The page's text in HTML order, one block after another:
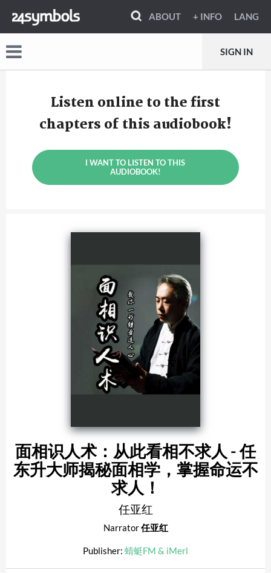
ABOUT + INFO LANG
SIGN IN
Listen online to the first
chapters of this audiobook!
I WANT TO LISTEN TO THIS
AUDIOBOOK!
面相识人术：从此看相不求人 - 任
东升大师揭秘面相学，掌握命运不
求人！
任亚红
Narrator任亚红
Publisher: 蜻蜓FM & iMerl